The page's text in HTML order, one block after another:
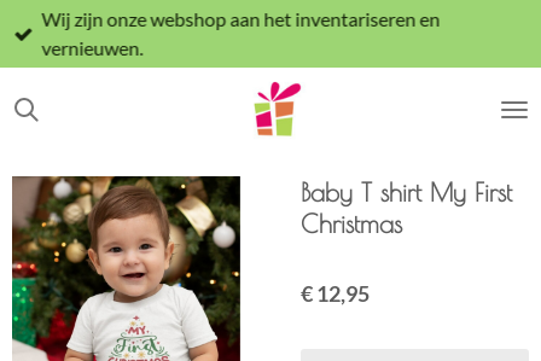
Ga
direct
de
Wij zijn onze webshop aan het inventariseren en
vernieuwen.
Baby T shirt My First
Christmas
€ 12,95